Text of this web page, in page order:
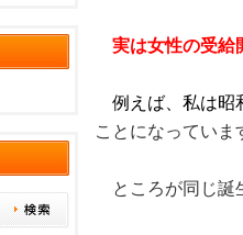
実は女性の受給
例えば、私は昭
ことになっていま
ところが同じ誕